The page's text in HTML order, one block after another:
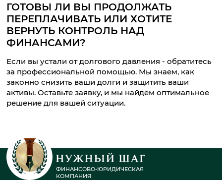
ГОТОВЫ ЛИ ВЫ ПРОДОЛЖАТЬ
ПЕРЕПЛАЧИВАТЬ ИЛИ ХОТИТЕ
ВЕРНУТЬ КОНТРОЛЬ НАД
ФИНАНСАМИ?
Если вы устали от долгового давления - обратитесь
за профессиональной помощью. Мы знаем, как
законно снизить ваши долги и защитить ваши
активы. Оставьте заявку, и мы найдём оптимальное
решение для вашей ситуации.
ФИНАНСОВО-ЮРИДИЧЕСКАЯ
КОМПАНИЯ